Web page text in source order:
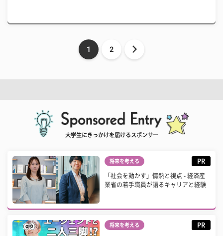
1 2
大学生にきっかけを届けるスポンサー
将来を考える PR
「社会を動かす」情熱と視点 - 経済産
業省の若手職員が語るキャリアと経験
将来を考える PR